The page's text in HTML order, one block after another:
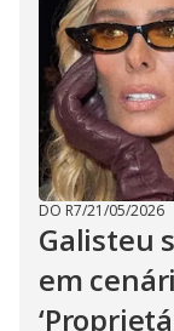
DO R7/21/05/2026
Galisteu
em